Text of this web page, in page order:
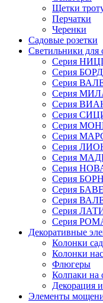
Щетки
Перчатки
Черенки
Садовые розетки
Светильники для
Серия
Серия
Серия
Серия
Серия
Серия
Серия
Серия
Серия
Серия
Серия
Серия
Серия
Серия
Серия
Серия
Декоративные
Колонки
Колонки
Флюгеры
Колпаки на
Декорация
Элементы